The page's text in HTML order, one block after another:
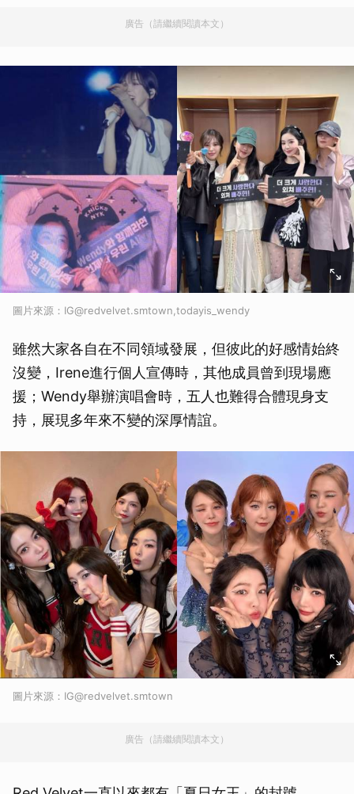
廣告（請繼續閱讀本文）
圖片來源：IG@redvelvet.smtown,todayis_wendy
雖然大家各自在不同領域發展，但彼此的好感情始終
沒變，Irene進行個人宣傳時，其他成員曾到現場應
援；Wendy舉辦演唱會時，五人也難得合體現身支
持，展現多年來不變的深厚情誼。
圖片來源：IG@redvelvet.smtown
廣告（請繼續閱讀本文）